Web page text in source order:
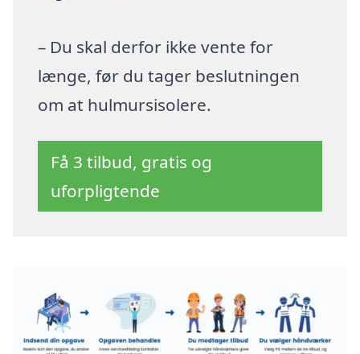
– Du skal derfor ikke vente for
længe, før du tager beslutningen
om at hulmursisolere.
Få 3 tilbud, gratis og
uforpligtende